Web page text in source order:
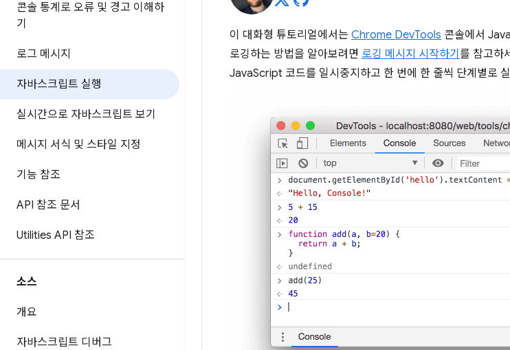
콘솔 통계로 오류 및 경고 이해하
기
로그 메시지
자바스크립트 실행
실시간으로 자바스크립트 보기
메시지 서식 및 스타일 지정
기능 참조
API 참조 문서
Utilities API 참조
소스
개요
자바스크립트 디버그
이 대화형 튜토리얼에서는 Chrome DevTools 콘솔에서
로깅하는 방법을 알아보려면 로깅 메시지 시작하기 를 참고하
JavaScript 코드를 일시중지하고 한 번에 한 줄씩 단계별로